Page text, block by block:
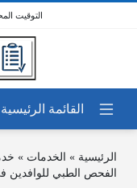
الرئيسية » الخدمات »
الفحص الطبي للوافدين